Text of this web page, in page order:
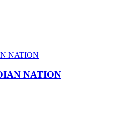
NATION